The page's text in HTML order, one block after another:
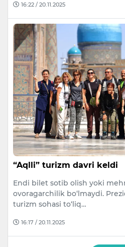
16:22 / 20.11.2025
“Aqlli” turizm davri keldi
Endi bilet sotib olish yoki
ovoragarchilik bo‘lmaydi.
turizm sohasi to‘liq…
16:17 / 20.11.2025